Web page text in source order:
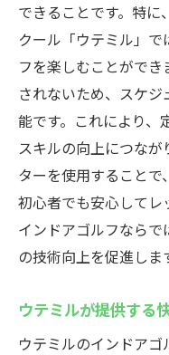
できることです。特
クール「ウテミル」
フを楽しむことがで
されないため、スケ
能です。これにより、
スキルの向上につなが
ターを使用することで
初心者でも安心してレ
インドアゴルフなら
の技術向上を促進しま
ウテミルが提供する
ウテミルのインドア